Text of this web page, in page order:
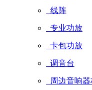
线阵
专业功放
卡包功放
调音台
周边音响器